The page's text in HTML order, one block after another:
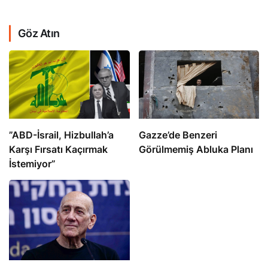
Göz Atın
​​​​​​​”ABD-İsrail, Hizbullah’a
Karşı Fırsatı Kaçırmak
İstemiyor”
​​​​​​​Gazze’de Benzeri
Görülmemiş Abluka Planı